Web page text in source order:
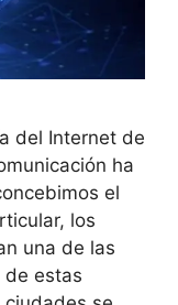
del Internet de
ha
el
los
una de las
de estas